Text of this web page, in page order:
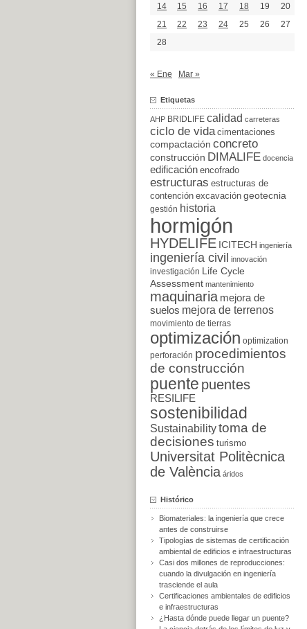
14
15 16 17 18 19
20
21
22 23 24 25 26
27
28
« Ene Mar »
Etiquetas
AHP BRIDLIFE calidad carreteras
ciclo de vida cimentaciones
compactación concreto
construcción DIMALIFE docencia
edificación encofrado
estructuras estructuras de
contención excavación geotecnia
gestión historia
hormigón
HYDELIFE ICITECH ingeniería
ingeniería civil innovación
investigación
Life Cycle
Assessment mantenimiento
maquinaria mejora de
suelos mejora de terrenos
movimiento de tierras
optimización optimization
perforación procedimientos
de construcción
puente puentes
RESILIFE
sostenibilidad
Sustainabilitytoma de
decisiones turismo
Universitat Politècnica
de València áridos
Histórico
Biomateriales: la ingeniería que crece
antes de construirse
Tipologías de sistemas de certificación
ambiental de edificios e infraestructuras
Casi dos millones de reproducciones:
cuando la divulgación en ingeniería
trasciende el aula
Certificaciones ambientales de edificios
e infraestructuras
¿Hasta dónde puede llegar un puente?